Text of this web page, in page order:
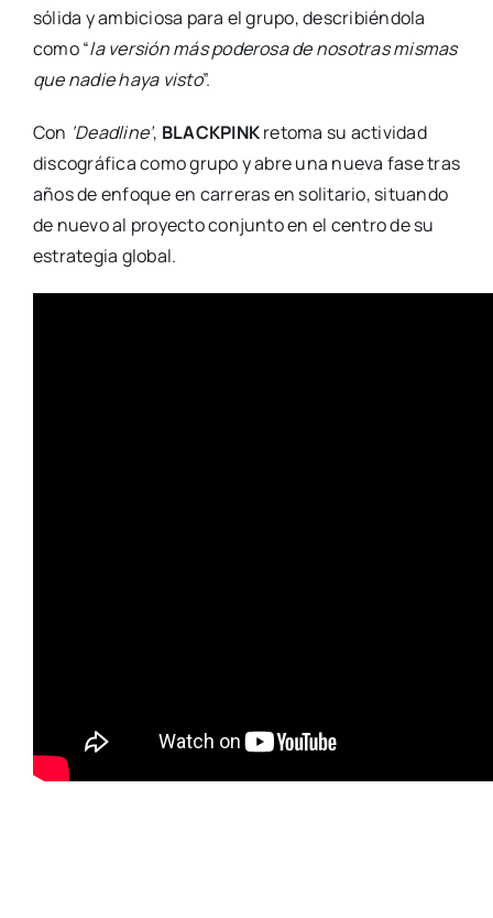
sólida y ambiciosa para el grupo, describiéndola
como “la versión más poderosa de nosotras mismas
que nadie haya visto”.
Con ‘Deadline’, BLACKPINKretoma su actividad
discográfica como grupo y abre una nueva fase tras
años de enfoque en carreras en solitario, situando
de nuevo al proyecto conjunto en el centro de su
estrategia global.